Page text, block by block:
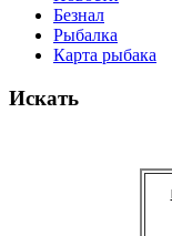
Безнал
Рыбалка
Карта рыбака
Искать